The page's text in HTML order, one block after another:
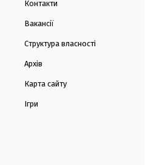
Контакти
Вакансії
Структура власності
Архів
Карта сайту
Ігри